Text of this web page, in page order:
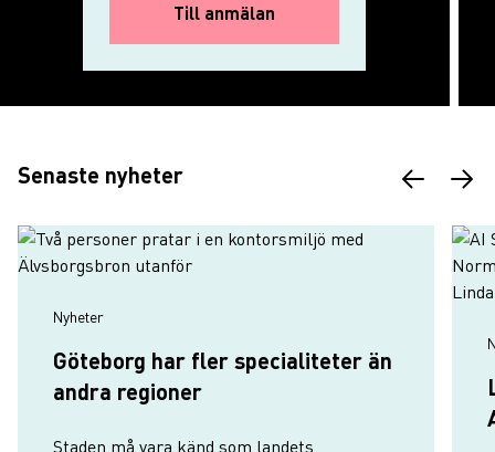
Till anmälan
Nyheter
Senaste nyheter
Nyheter
Göteborg har fler specialiteter än
andra regioner
Staden må vara känd som landets